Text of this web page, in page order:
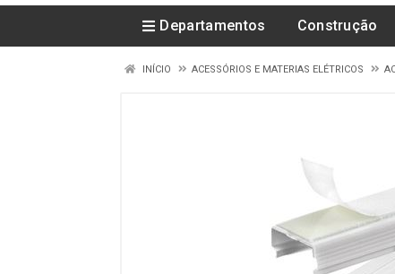
Departamentos Construção
INÍCIO ACESSÓRIOS E MATERIAS ELÉTRICOS